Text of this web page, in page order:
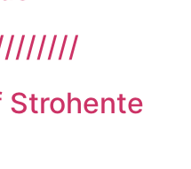
Strohente